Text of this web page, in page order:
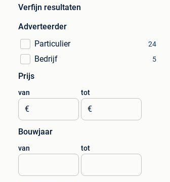
Verfijn resultaten
Adverteerder
Particulier
24
Bedrijf 5
Prijs
van
€
tot
€
Bouwjaar
van tot